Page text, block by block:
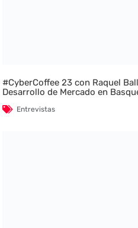
#CyberCoffee 23 con Raquel
Desarrollo de Mercado en
Entrevistas